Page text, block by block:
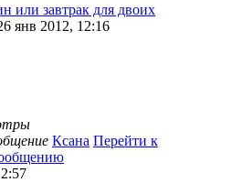
или завтрак для двоих
янв 2012, 12:16
Ксана Перейти к